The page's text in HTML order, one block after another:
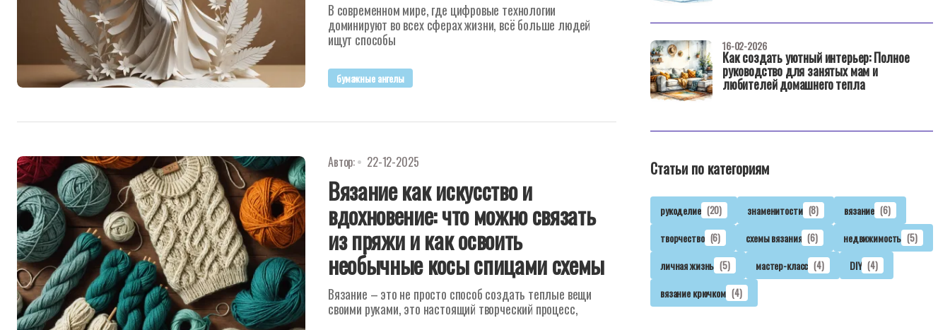
В современном мире, где цифровые технологии
доминируют во всех сферах жизни, всё больше людей
ищут способы
бумажные ангелы
Автор: 22-12-2025
Вязание как искусство и
вдохновение: что можно связать
из пряжи и как освоить
необычные косы спицами схемы
Вязание – это не просто способ создать теплые вещи
своими руками, это настоящий творческий процесс,
Как создать уютный интерьер: Полное
руководство для занятых мам и
любителей домашнего тепла
16-02-2026
Статьи по категориям
рукоделие (20) знаменитости (8) вязание (6)
творчество (6) схемы вязания (6) недвижимость (5)
личная жизнь (5) мастер-класс (4) DIY (4)
вязание крючком (4)